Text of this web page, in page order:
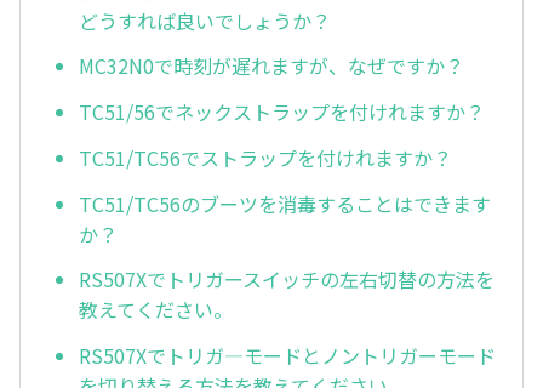
どうすれば良いでしょうか？
MC32N0で時刻が遅れますが、なぜですか？
TC51/56でネックストラップを付けれますか？
TC51/TC56でストラップを付けれますか？
TC51/TC56のブーツを消毒することはできます
か？
RS507Xでトリガースイッチの左右切替の方法を
教えてください。
RS507Xでトリガ—モードとノントリガーモード